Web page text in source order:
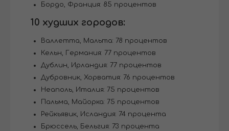
Бордо, Франция: 85 процентов
10 худших городов:
Валлетта, Мальта: 78 процентов
Кельн, Германия: 77 процентов
Дублин, Ирландия: 77 процентов
Дубровник, Хорватия: 76 процентов
Неаполь, Италия: 75 процентов
Пальма, Майорка: 75 процентов
Рейкьявик, Исландия: 74 процента
Брюссель, Бельгия: 73 процента